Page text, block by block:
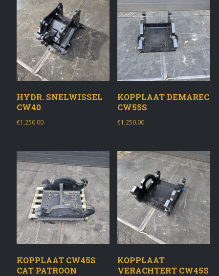
HYDR. SNELWISSEL
CW40
€1,250.00
KOPPLAAT DEMAREC
CW55S
€1,250.00
KOPPLAAT CW45S
CAT PATROON
KOPPLAAT
VERACHTERT CW45S